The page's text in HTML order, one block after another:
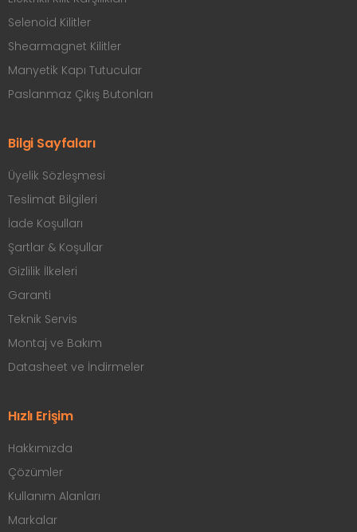
Selenoid Kilitler
Shearmagnet Kilitler
Manyetik Kapı Tutucular
Paslanmaz Çıkış Butonları
Bilgi Sayfaları
Üyelik Sözleşmesi
Teslimat Bilgileri
İade Koşulları
Şartlar & Koşullar
Gizlilik İlkeleri
Garanti
Teknik Servis
Montaj ve Bakım
Datasheet ve İndirmeler
Hızlı Erişim
Hakkımızda
Çözümler
Kullanım Alanları
Markalar